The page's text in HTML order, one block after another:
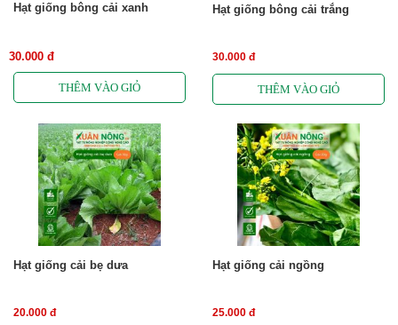
Hạt giống bông cải xanh
30.000 đ
Hạt giống bông cải trắng
30.000 đ
Hạt giống cải bẹ dưa
20.000 đ
Hạt giống cải ngồng
25.000 đ